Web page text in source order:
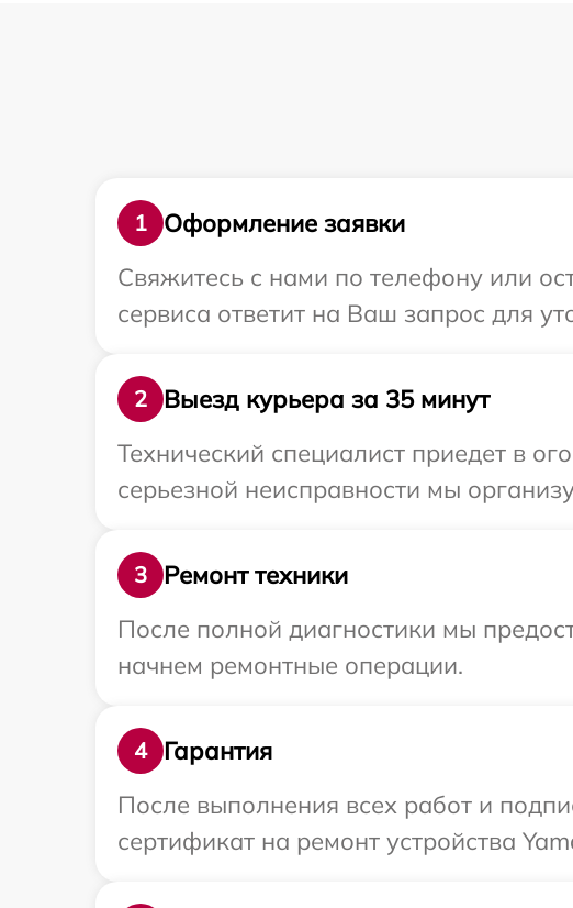
1
Оформление заявки
Свяжитесь с нами по телефону или
сервиса ответит на Ваш запрос для
2
Выезд курьера за 35 минут
Технический специалист приедет в
серьезной неисправности мы
3
Ремонт техники
После полной диагностики мы
начнем ремонтные операции.
4
Гарантия
После выполнения всех работ и
сертификат на ремонт устройства